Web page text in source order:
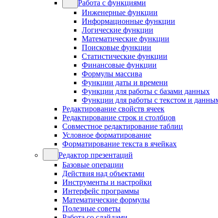
Работа с функциями
Инженерные функции
Информационные функции
Логические функции
Математические функции
Поисковые функции
Статистические функции
Финансовые функции
Формулы массива
Функции даты и времени
Функции для работы с базами данных
Функции для работы с текстом и
Редактирование свойств ячеек
Редактирование строк и столбцов
Совместное редактирование таблиц
Условное форматирование
Форматирование текста в ячейках
Редактор презентаций
Базовые операции
Действия над объектами
Инструменты и настройки
Интерфейс программы
Математические формулы
Полезные советы